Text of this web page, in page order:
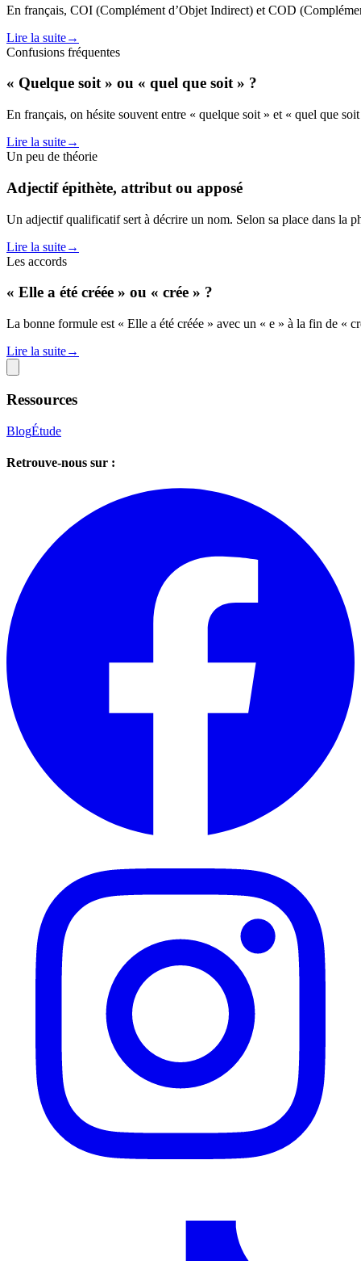
En français, COI (Complément d’Objet Indirect) et COD
Lire la suite→
Confusions fréquentes
« Quelque soit » ou « quel que soit » ?
En français, on hésite souvent entre « quelque soit » et « quel que
Lire la suite→
Un peu de théorie
Adjectif épithète, attribut ou apposé
Un adjectif qualificatif sert à décrire un nom. Selon sa place dans la
Lire la suite→
Les accords
« Elle a été créée » ou « crée » ?
La bonne formule est « Elle a été créée » avec un « e » à la fin de «
Lire la suite→
Ressources
BlogÉtude
Retrouve-nous sur :